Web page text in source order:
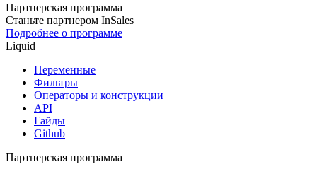
Партнерская программа
Станьте партнером InSales
Подробнее о программе
Liquid
Переменные
Фильтры
Операторы и конструкции
API
Гайды
Github
Партнерская программа